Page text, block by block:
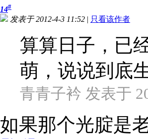
14#
发表于 2012-4-3 11:52 | 只看该作者
算算日子，已
萌，说说到底
青青子衿 发表于
如果那个光腚是